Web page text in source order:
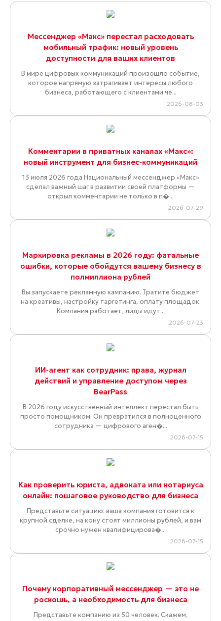
Мессенджер «Макс» перестал расходовать
мобильный трафик: новый уровень
доступности для ваших клиентов
В мире цифровых коммуникаций произошло событие,
которое напрямую затрагивает интересы любого
бизнеса, работающего с клиентами че...
2026-08-03
Комментарии в приватных каналах «Макс»:
новый инструмент для бизнес-коммуникаций
13 июля 2026 года Национальный мессенджер «Макс»
сделал важный шаг в развитии своей платформы —
открыл комментарии не только в п�...
2026-07-29
Маркировка рекламы в 2026 году: фатальные
ошибки, которые обойдутся вашему бизнесу в
полмиллиона рублей
Вы запускаете рекламную кампанию. Тратите бюджет
на креативы, настройку таргетинга, оплату площадок.
Компания работает, лиды идут...
2026-07-23
ИИ-агент как сотрудник: права, журнал
действий и управление доступом через
BearPass
В 2026 году искусственный интеллект перестал быть
просто помощником. Он превратился в полноценного
сотрудника — цифрового аген�...
2026-07-15
Как проверить юриста, адвоката или нотариуса
онлайн: пошаговое руководство для бизнеса
Представьте ситуацию: ваша компания готовится к
крупной сделке, на кону стоят миллионы рублей, и вам
срочно нужен квалифицирова�...
2026-07-15
Почему корпоративный мессенджер — это не
роскошь, а необходимость для бизнеса
Представьте компанию из 50 человек. Скажем,